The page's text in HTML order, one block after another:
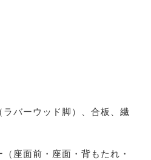
ラバーウッド脚）、合板、繊
座面前・座面・背もたれ・